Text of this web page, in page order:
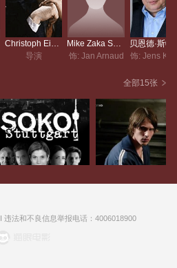
Christoph Eichhorn
导演
Mike Zaka Sommerfeldt
饰: Jan Arnaud
饰: Jens
全部15张
I 违法和不良信息举报电话：4006018900